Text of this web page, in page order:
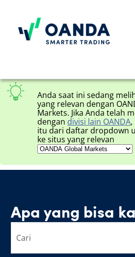
Anda saat ini sedang
yang relevan dengan
Markets. Jika Anda telah
dengan divisi lain OANDA
itu dari daftar dropdown
ke situs yang relevan
Apa yang bisa